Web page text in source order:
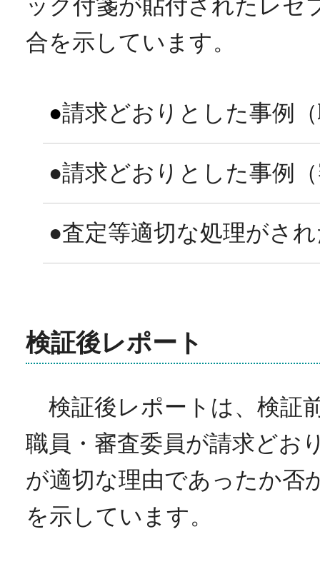
ック付箋が貼付されたレセ
合を示しています。
●請求どおりとした事例
●請求どおりとした事例
●査定等適切な処理がさ
検証後レポート
検証後レポートは、検証
職員・審査委員が請求どお
が適切な理由であったか否
を示しています。